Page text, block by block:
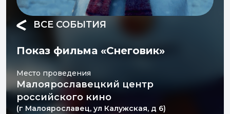
ВСЕ СОБЫТИЯ
Показ фильма «Снеговик»
Место проведения
Малоярославецкий центр
российского кино
(г Малоярославец, ул Калужская, д 6)